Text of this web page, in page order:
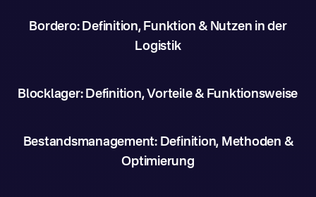
Bordero: Definition, Funktion & Nutzen in der
Logistik
Blocklager: Definition, Vorteile & Funktionsweise
Bestandsmanagement: Definition, Methoden &
Optimierung